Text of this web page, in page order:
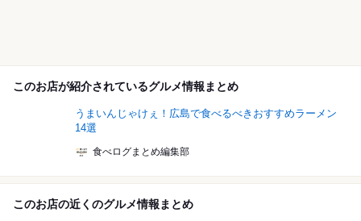
このお店が紹介されているグルメ情報まとめ
うまいんじゃけぇ！広島で食べるべきおすすめラーメン
14選
食べログまとめ編集部
このお店の近くのグルメ情報まとめ